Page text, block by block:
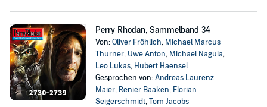
Perry Rhodan, Sammelband 34
Von:Oliver Fröhlich, Michael Marcus
Thurner, Uwe Anton, Michael Nagula,
Leo Lukas, Hubert Haensel
Gesprochen von:Andreas Laurenz
Maier, Renier Baaken, Florian
Seigerschmidt,Tom Jacobs